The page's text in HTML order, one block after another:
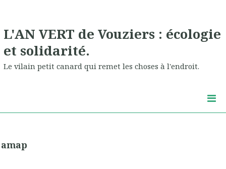
L'AN VERT de Vouziers : écologie
et solidarité.
Le vilain petit canard qui remet les choses à l'endroit.
amap